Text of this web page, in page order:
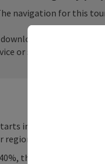
navigation for this
the
or smartphone.
in Aigen-Schlägl
region to create a
the route mainly